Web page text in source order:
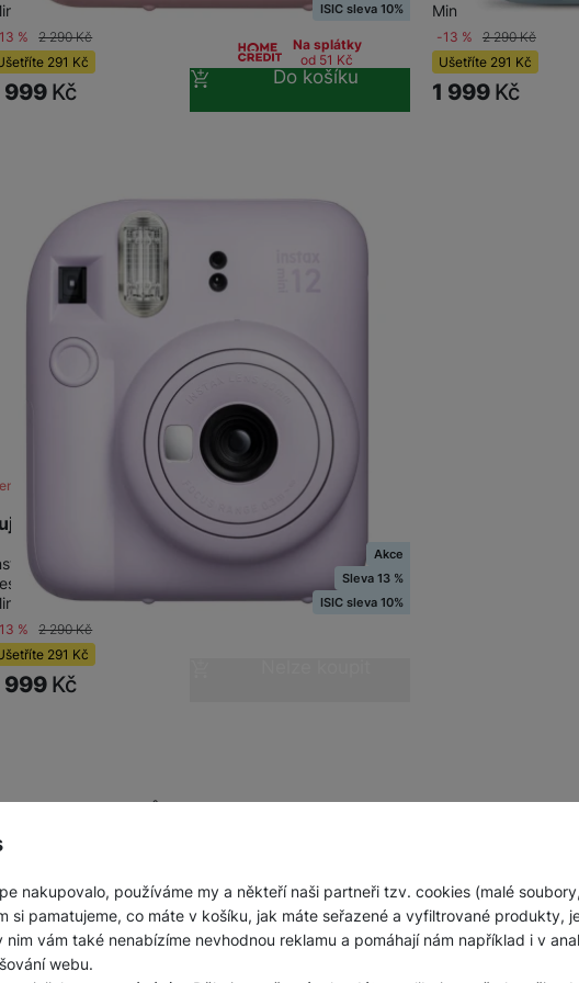
nakupovalo, používáme my a někteří naši partneři tzv. cookies (malé
si pamatujeme, co máte v košíku, jak máte seřazené a vyfiltrované produkty,
nim vám také nenabízíme nevhodnou reklamu a pomáhají nám například i v
webu.
ISIC sleva 10%
(86 x 54 mm / 62 x 46 mm) •…
% 2 290Kč
291 Kč
999 Kč
Na splátky
od 51 Kč
Do košíku
Mini (86 x 54 mm /
-13 % 2 290Kč
Ušetříte 291 Kč
1 999 Kč
Instax Mini 12 Purple
skladem
Akce
Sleva 13 %
ISIC sleva 10%
fotoaparát pro okamžité snímky • Inovovaný
příjemný do ruky • Fotografie velikosti typu Instax
(86 x 54 mm / 62 x 46 mm) •…
% 2 290Kč
291 Kč
999 Kč
produktů: z5